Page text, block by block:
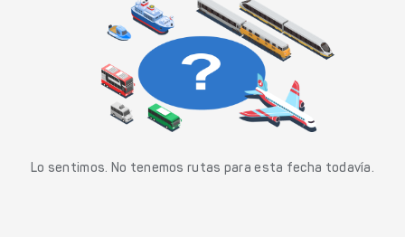
Lo sentimos. No tenemos rutas para esta fecha todavía.